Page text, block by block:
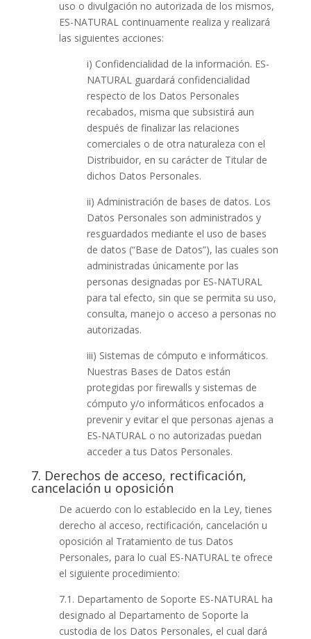
uso o divulgación no autorizada de los mismos,
ES-NATURAL continuamente realiza y realizará
las siguientes acciones:
i) Confidencialidad de la información. ES-
NATURAL guardará confidencialidad
respecto de los Datos Personales
recabados, misma que subsistirá aun
después de finalizar las relaciones
comerciales o de otra naturaleza con el
Distribuidor, en su carácter de Titular de
dichos Datos Personales.
ii) Administración de bases de datos. Los
Datos Personales son administrados y
resguardados mediante el uso de bases
de datos (“Base de Datos”), las cuales son
administradas únicamente por las
personas designadas por ES-NATURAL
para tal efecto, sin que se permita su uso,
consulta, manejo o acceso a personas no
autorizadas.
iii) Sistemas de cómputo e informáticos.
Nuestras Bases de Datos están
protegidas por firewalls y sistemas de
cómputo y/o informáticos enfocados a
prevenir y evitar el que personas ajenas a
ES-NATURAL o no autorizadas puedan
acceder a tus Datos Personales.
7. Derechos de acceso, rectificación,
cancelación u oposición
De acuerdo con lo establecido en la Ley, tienes
derecho al acceso, rectificación, cancelación u
oposición al Tratamiento de tus Datos
Personales, para lo cual ES-NATURAL te ofrece
el siguiente procedimiento:
7.1. Departamento de Soporte ES-NATURAL ha
designado al Departamento de Soporte la
custodia de los Datos Personales, el cual dará